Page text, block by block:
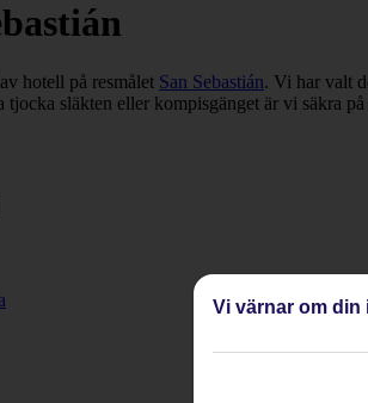
hotell på resmålet San Sebastián. Vi har valt
tjocka släkten eller kompisgänget är vi säkra
Vi värnar om din